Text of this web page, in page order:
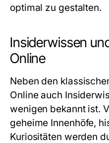
optimal zu gestalten.
Insiderwissen
Online
Neben den
Online auch
wenigen bekannt ist.
geheime Innenhöfe,
Kuriositäten werden